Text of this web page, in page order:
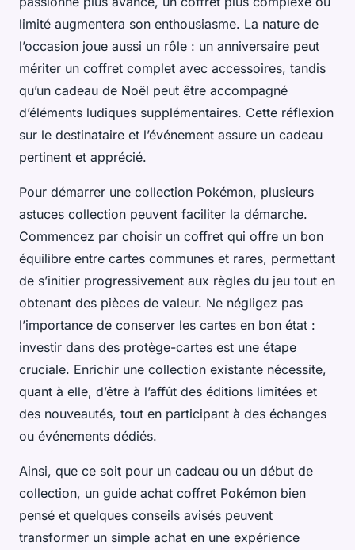
limité augmentera son enthousiasme. La nature de
l’occasion joue aussi un rôle : un anniversaire peut
mériter un coffret complet avec accessoires, tandis
qu’un cadeau de Noël peut être accompagné
d’éléments ludiques supplémentaires. Cette réflexion
sur le destinataire et l’événement assure un cadeau
pertinent et apprécié.
Pour démarrer une collection Pokémon, plusieurs
astuces collection peuvent faciliter la démarche.
Commencez par choisir un coffret qui offre un bon
équilibre entre cartes communes et rares, permettant
de s’initier progressivement aux règles du jeu tout en
obtenant des pièces de valeur. Ne négligez pas
l’importance de conserver les cartes en bon état :
investir dans des protège-cartes est une étape
cruciale. Enrichir une collection existante nécessite,
quant à elle, d’être à l’affût des éditions limitées et
des nouveautés, tout en participant à des échanges
ou événements dédiés.
Ainsi, que ce soit pour un cadeau ou un début de
collection, un guide achat coffret Pokémon bien
pensé et quelques conseils avisés peuvent
transformer un simple achat en une expérience